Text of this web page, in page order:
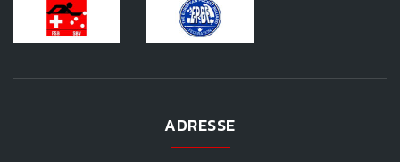
ADRESSE